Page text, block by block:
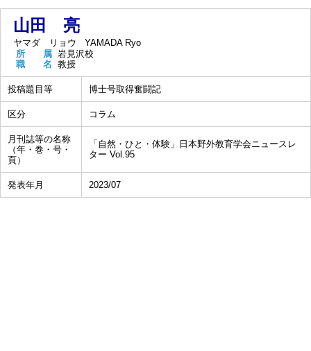
山田 亮
ヤマダ リョウ
YAMADA Ryo
所 属 岩見沢校
職 名 教授
投稿題目等 博士号取得奮闘記
区分 コラム
月刊誌等の名称
（年・巻・号・
頁）
「自然・ひと・体験」日本野外教育学会ニュースレ
ター Vol.95
発表年月 2023/07